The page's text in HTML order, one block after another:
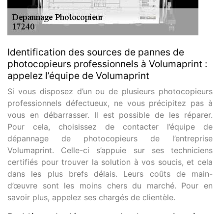
Identification des sources de pannes de
photocopieurs professionnels à Volumaprint :
appelez l’équipe de Volumaprint
Si vous disposez d’un ou de plusieurs photocopieurs
professionnels défectueux, ne vous précipitez pas à
vous en débarrasser. Il est possible de les réparer.
Pour cela, choisissez de contacter l’équipe de
dépannage de photocopieurs de l’entreprise
Volumaprint. Celle-ci s’appuie sur ses techniciens
certifiés pour trouver la solution à vos soucis, et cela
dans les plus brefs délais. Leurs coûts de main-
d’œuvre sont les moins chers du marché. Pour en
savoir plus, appelez ses chargés de clientèle.